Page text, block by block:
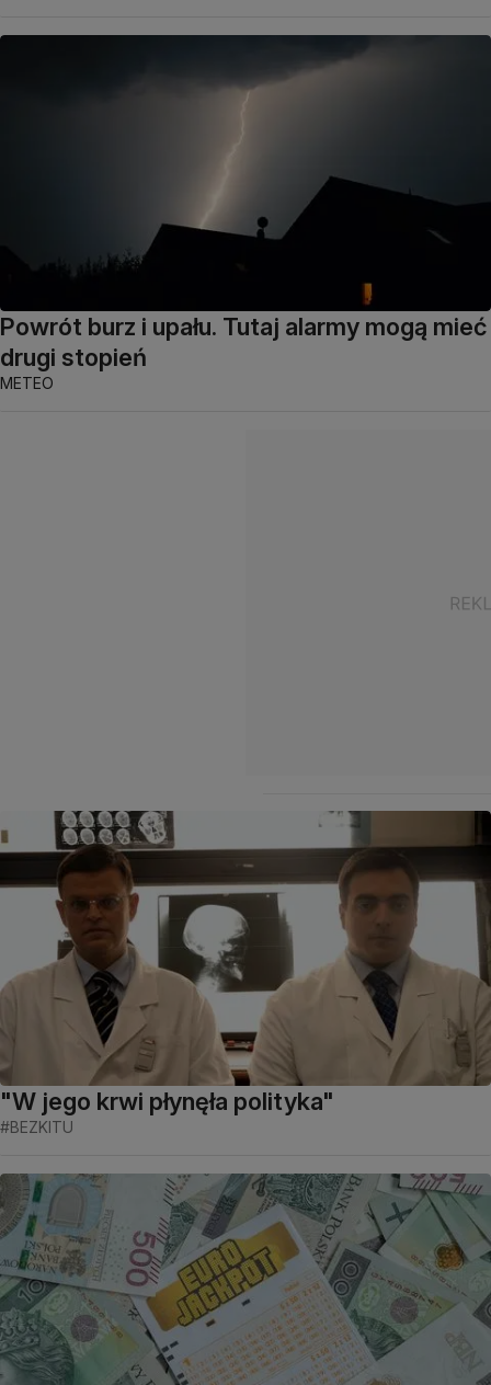
Powrót burz i upału. Tutaj alarmy mogą mieć
drugi stopień
METEO
"W jego krwi płynęła polityka"
#BEZKITU